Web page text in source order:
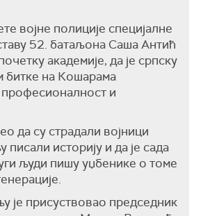
војне полиције специјалне
52. батаљона Саша Антић
академије, да је српску
битке на Кошарама
и
да су страдали војници
писали историју и да је сада
људи пишу уџбенике о томе
је присуствовао председник